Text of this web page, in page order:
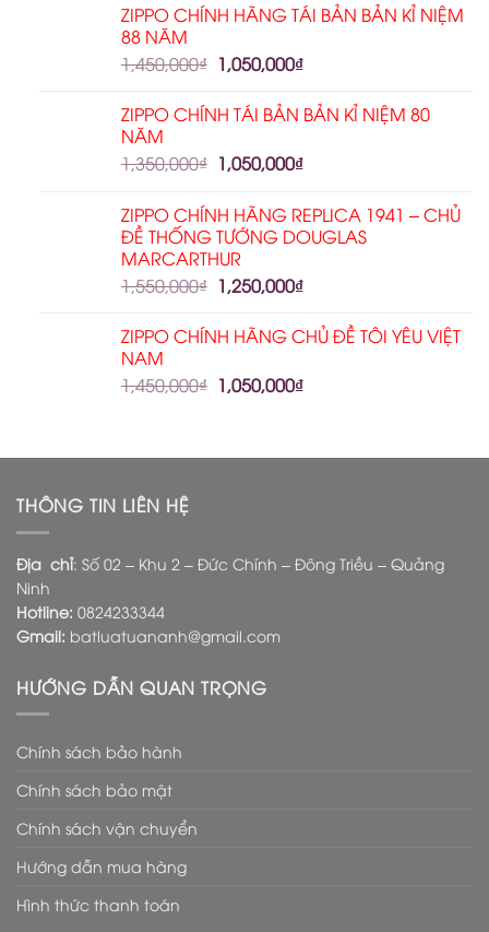
ZIPPO CHÍNH HÃNG TÁI BẢN BẢN KỈ NIỆM
88 NĂM
1,450,000₫ 1,050,000₫
ZIPPO CHÍNH TÁI BẢN BẢN KỈ NIỆM 80
NĂM
1,350,000₫ 1,050,000₫
ZIPPO CHÍNH HÃNG REPLICA 1941 – CHỦ
ĐỀ THỐNG TƯỚNG DOUGLAS
MARCARTHUR
1,550,000₫ 1,250,000₫
ZIPPO CHÍNH HÃNG CHỦ ĐỀ TÔI YÊU VIỆT
NAM
1,450,000₫ 1,050,000₫
THÔNG TIN LIÊN HỆ
Địa chỉ: Số 02 – Khu 2 – Đức Chính – Đông Triều – Quảng
Ninh
Hotline: 0824233344
Gmail: batluatuananh@gmail.com
HƯỚNG DẪN QUAN TRỌNG
Chính sách bảo hành
Chính sách bảo mật
Chính sách vận chuyển
Hướng dẫn mua hàng
Hình thức thanh toán